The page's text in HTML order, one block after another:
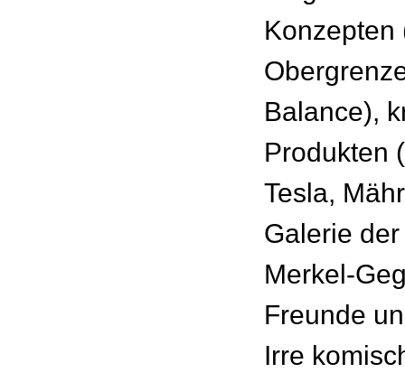
Konzepten
Balance),
Produkten
Tesla,
Galerie
Merkel-
Freunde
Irre